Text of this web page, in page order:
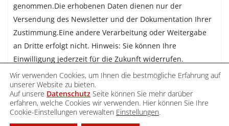
genommen.Die erhobenen Daten dienen nur der
Versendung des Newsletter und der Dokumentation Ihrer
Zustimmung.Eine andere Verarbeitung oder Weitergabe
an Dritte erfolgt nicht. Hinweis: Sie können Ihre
Einwilligung jederzeit für die Zukunft widerrufen.
Newsletter abonnieren
Wir verwenden Cookies, um Ihnen die bestmögliche Erfahrung auf
unserer Website zu bieten.
Auf unsere Datenschutz Seite können Sie mehr darüber
erfahren, welche Cookies wir verwenden. Hier können Sie Ihre
Cookie-Einstellungen verewalten Einstellungen.